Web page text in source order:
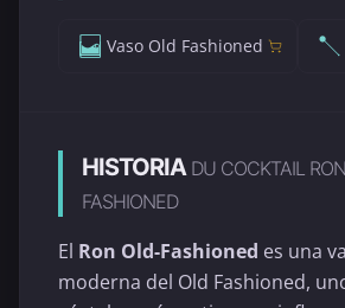
Vaso Old Fashioned
HISTORIA DU COCKTAIL
FASHIONED
El Ron Old-Fashioned es una
moderna del Old Fashioned,